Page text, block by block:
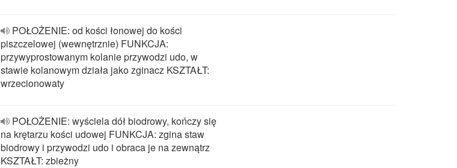
POŁOŻENIE: od kości łonowej do kości
piszczelowej (wewnętrznie) FUNKCJA:
przywyprostowanym kolanie przywodzi udo, w
stawie kolanowym działa jako zginacz KSZTAŁT:
wrzecionowaty
POŁOŻENIE: wyściela dół biodrowy, kończy się
na krętarzu kości udowej FUNKCJA: zgina staw
biodrowy i przywodzi udo i obraca je na zewnątrz
KSZTAŁT: zbieżny